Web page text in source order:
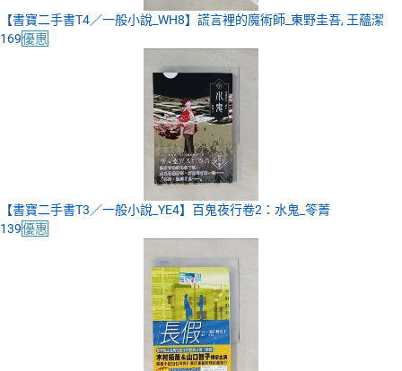
【書寶二手書T4／一般小說_WH8】謊言裡的魔術師_東野圭吾, 王蘊潔
169優惠
【書寶二手書T3／一般小說_YE4】百鬼夜行卷2：水鬼_笭菁
139優惠